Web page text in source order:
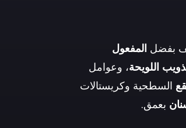
بفضل المفعول
اللويحة، وعوامل
السطحية وكريستالات
بعمق.